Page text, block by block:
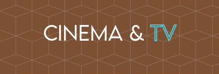
Cinema &TV